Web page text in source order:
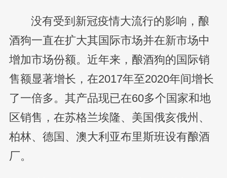
没有受到新冠疫情大流行的影响，酿
酒狗一直在扩大其国际市场并在新市场中
增加市场份额。近年来，酿酒狗的国际销
售额显著增长，在2017年至2020年间增长
了一倍多。其产品现已在60多个国家和地
区销售，在苏格兰埃隆、美国俄亥俄州、
柏林、德国、澳大利亚布里斯班设有酿酒
厂。